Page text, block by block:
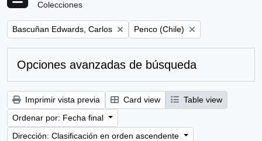
Colecciones
Remove filter:
Bascuñan Edwards, Carlos Remove filter:
Penco (Chile)
Opciones avanzadas de búsqueda
Imprimir vista previa Card view
Table view
Ordenar por: Fecha final
Dirección: Clasificación en orden ascendente